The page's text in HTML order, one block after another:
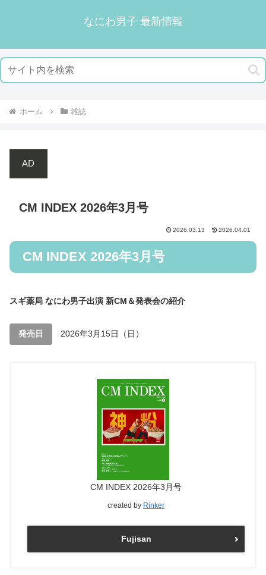
なにわ男子 最新情報
ホーム 雑誌
AD
CM INDEX 2026年3月号
2026.03.13 2026.04.01
CM INDEX 2026年3月号
スギ薬局 なにわ男子出演 新CM＆発表会の紹介
発売日 2026年3月15日（日）
CM INDEX 2026年3月号
created by Rinker
Fujisan